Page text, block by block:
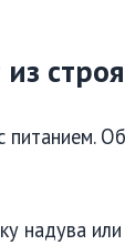
строя
надува